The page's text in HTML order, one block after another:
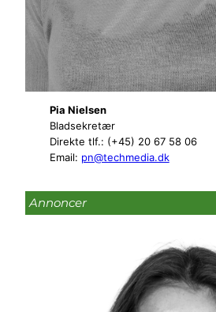
Pia Nielsen
Bladsekretær
Direkte tlf.: (+45) 20 67 58 06
Email: pn@techmedia.dk
Annoncer